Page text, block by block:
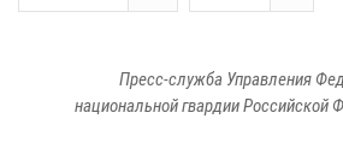
Пресс-служба Управления
национальной гвардии Российской